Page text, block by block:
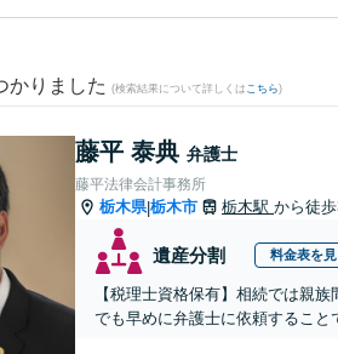
かりました (検索結果について詳しくは こちら)
藤平 泰典 弁護士
藤平法律会計事務所
栃木県|栃木市 栃木駅 から徒
遺産分割 料金表を見
【税理士資格保有】相続では親
でも早めに弁護士に依頼すること